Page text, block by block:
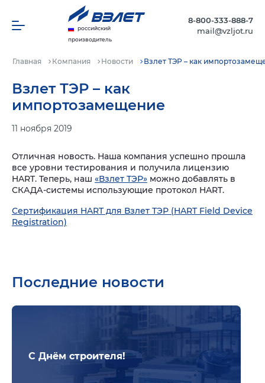
российский
производитель
8-800-333-888-7
mail@vzljot.ru
Главная Компания Новости Взлет ТЭР – как
Взлет ТЭР – как
импортозамещение
11 ноября 2019
Отличная новость. Наша компания успешно прошла
все уровни тестирования и получила лицензию
HART. Теперь, наш «Взлет ТЭР» можно добавлять в
СКАДА-системы использующие протокол HART.
Сертификация HART для Взлет ТЭР (HART Field Device
Registration)
Последние новости
С Днём строителя!